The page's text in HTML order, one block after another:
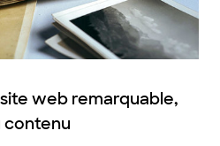
web remarquable,
contenu